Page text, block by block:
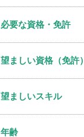
必要な資格・免許
望ましい資格（免許）
望ましいスキル
年齢